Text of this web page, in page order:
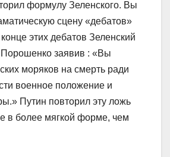
формулу Зеленского. Вы
сцену «дебатов»
этих дебатов Зеленский
заявив : «Вы
моряков на смерть ради
военное положение и
Путин повторил эту ложь
в более мягкой форме, чем